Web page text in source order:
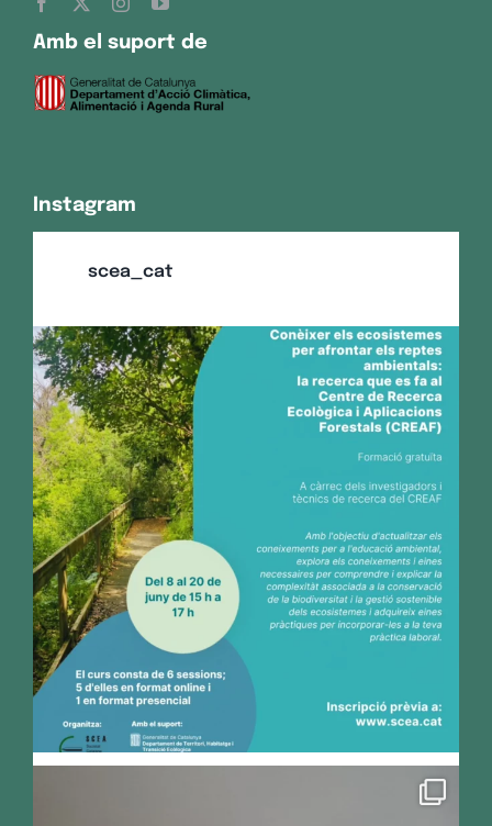
Amb el suport de
Instagram
scea_cat